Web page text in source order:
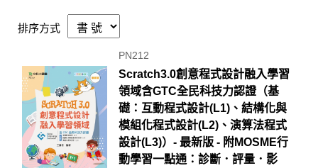
排序方式
PN212
Scratch3.0創意程式設計融入學習
領域含GTC全民科技力認證（基
礎：互動程式設計(L1)、結構化與
模組化程式設計(L2)、演算法程式
設計(L3)）- 最新版 - 附MOSME行
動學習一點通：診斷．評量．影